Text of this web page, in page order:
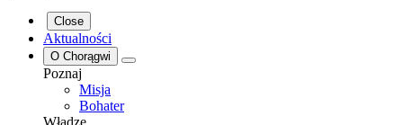
Close
Aktualności
O Chorągwi
Poznaj
Misja
Bohater
Władze